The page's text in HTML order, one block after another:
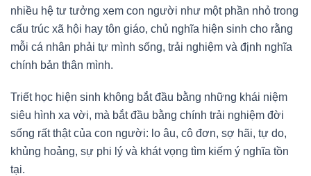
nhiều hệ tư tưởng xem con người như một phần nhỏ trong
cấu trúc xã hội hay tôn giáo, chủ nghĩa hiện sinh cho rằng
mỗi cá nhân phải tự mình sống, trải nghiệm và định nghĩa
chính bản thân mình.
Triết học hiện sinh không bắt đầu bằng những khái niệm
siêu hình xa vời, mà bắt đầu bằng chính trải nghiệm đời
sống rất thật của con người: lo âu, cô đơn, sợ hãi, tự do,
khủng hoảng, sự phi lý và khát vọng tìm kiếm ý nghĩa tồn
tại.